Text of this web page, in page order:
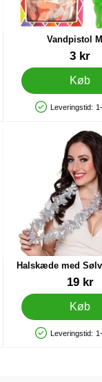
Vandpistol
3 kr
Køb
Leveringstid:
som favorit
Halskæde med
19 kr
Køb
Leveringstid:
Markér